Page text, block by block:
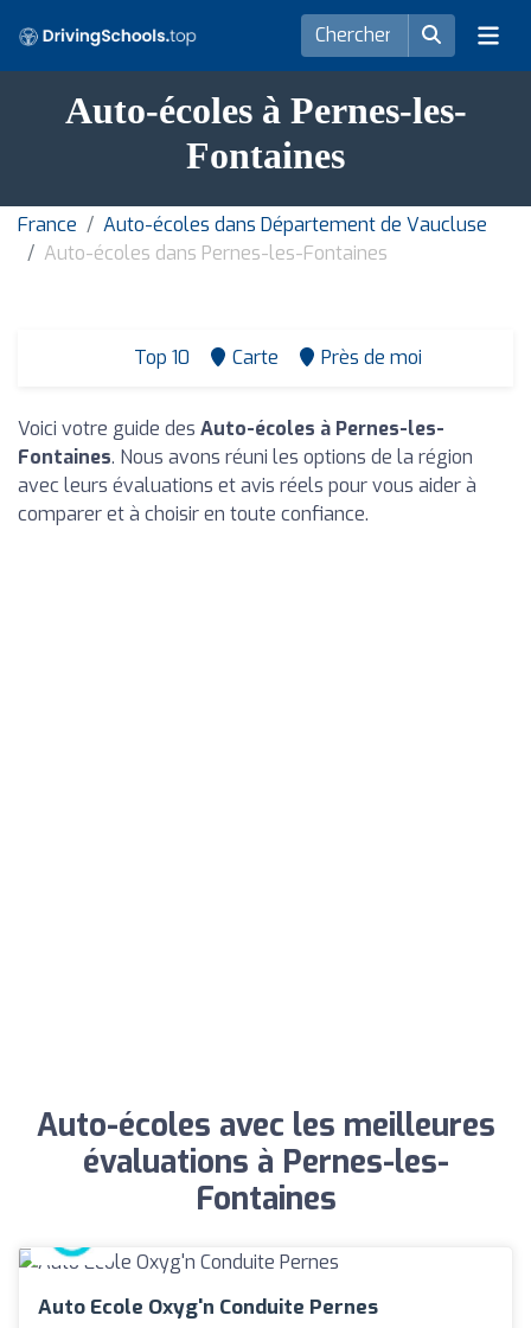
Auto-écoles à Pernes-les-
Fontaines
France
Auto-écoles dans Département de Vaucluse
Auto-écoles dans Pernes-les-Fontaines
Top 10 Carte Près de moi
Voici votre guide des Auto-écoles à Pernes-les-
Fontaines. Nous avons réuni les options de la région
avec leurs évaluations et avis réels pour vous aider à
comparer et à choisir en toute confiance.
Auto-écoles avec les meilleures
évaluations à Pernes-les-
Fontaines
Auto Ecole Oxyg'n Conduite Pernes